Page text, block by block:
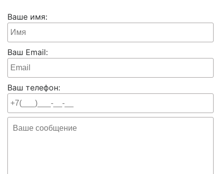
Ваше имя:
Ваш Email:
Ваш телефон: